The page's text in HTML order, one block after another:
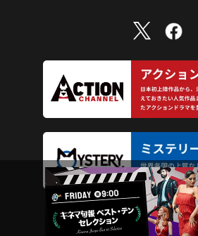
©︎ AXN Entertainment Co., Ltd. All